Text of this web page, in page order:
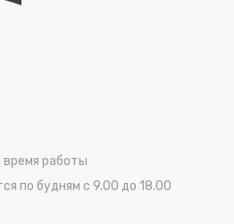
время работы
по будням с 9.00 до 18.00